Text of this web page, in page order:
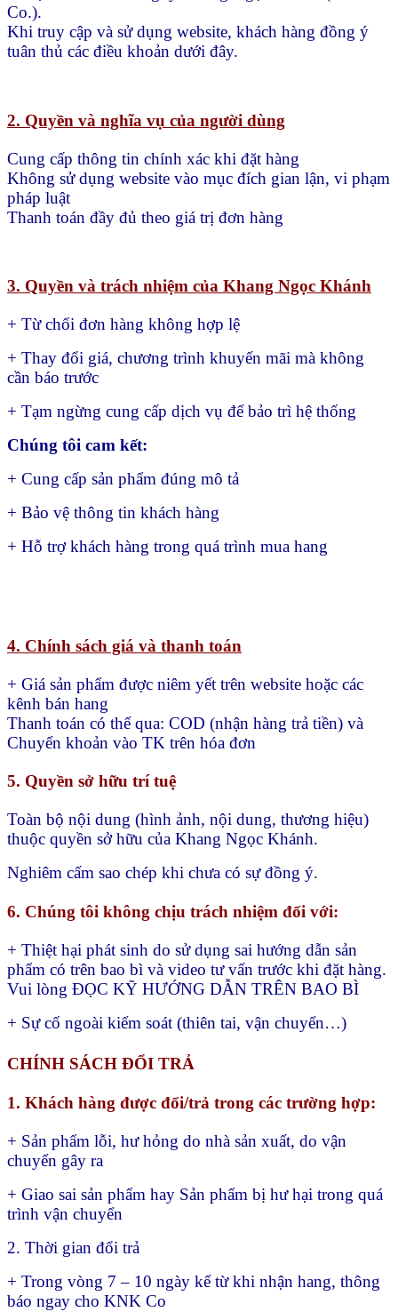
Co.).
Khi truy cập và sử dụng website, khách hàng đồng ý
tuân thủ các điều khoản dưới đây.
2. Quyền và nghĩa vụ của người dùng
Cung cấp thông tin chính xác khi đặt hàng
Không sử dụng website vào mục đích gian lận, vi phạm
pháp luật
Thanh toán đầy đủ theo giá trị đơn hàng
3. Quyền và trách nhiệm của Khang Ngọc Khánh
+ Từ chối đơn hàng không hợp lệ
+ Thay đổi giá, chương trình khuyến mãi mà không
cần báo trước
+ Tạm ngừng cung cấp dịch vụ để bảo trì hệ thống
Chúng tôi cam kết:
+ Cung cấp sản phẩm đúng mô tả
+ Bảo vệ thông tin khách hàng
+ Hỗ trợ khách hàng trong quá trình mua hang
4. Chính sách giá và thanh toán
+ Giá sản phẩm được niêm yết trên website hoặc các
kênh bán hang
Thanh toán có thể qua: COD (nhận hàng trả tiền) và
Chuyển khoản vào TK trên hóa đơn
5. Quyền sở hữu trí tuệ
Toàn bộ nội dung (hình ảnh, nội dung, thương hiệu)
thuộc quyền sở hữu của Khang Ngọc Khánh.
Nghiêm cấm sao chép khi chưa có sự đồng ý.
6. Chúng tôi không chịu trách nhiệm đối với:
+ Thiệt hại phát sinh do sử dụng sai hướng dẫn sản
phẩm có trên bao bì và video tư vấn trước khi đặt hàng.
Vui lòng ĐỌC KỸ HƯỚNG DẪN TRÊN BAO BÌ
+ Sự cố ngoài kiểm soát (thiên tai, vận chuyển…)
CHÍNH SÁCH ĐỔI TRẢ
1. Khách hàng được đổi/trả trong các trường hợp:
+ Sản phẩm lỗi, hư hỏng do nhà sản xuất, do vận
chuyển gây ra
+ Giao sai sản phẩm hay Sản phẩm bị hư hại trong quá
trình vận chuyển
2. Thời gian đổi trả
+ Trong vòng 7 – 10 ngày kể từ khi nhận hang, thông
báo ngay cho KNK Co